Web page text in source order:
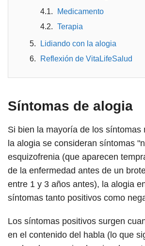
Medicamento
Terapia
Lidiando con la alogia
Reflexión de VitaLifeSalud
Síntomas de alogia
Si bien la mayoría de los síntomas
la alogia se consideran síntomas
esquizofrenia (que aparecen
de la enfermedad antes de un
entre 1 y 3 años antes), la alogia
síntomas tanto positivos como
Los síntomas positivos surgen
en el contenido del habla (lo que